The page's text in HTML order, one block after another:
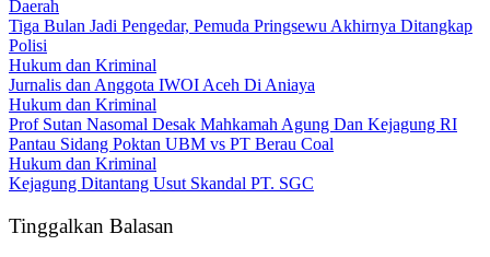
Daerah
Tiga Bulan Jadi Pengedar, Pemuda Pringsewu Akhirnya Ditangkap
Polisi
Hukum dan Kriminal
Jurnalis dan Anggota IWOI Aceh Di Aniaya
Hukum dan Kriminal
Prof Sutan Nasomal Desak Mahkamah Agung Dan Kejagung RI
Pantau Sidang Poktan UBM vs PT Berau Coal
Hukum dan Kriminal
Kejagung Ditantang Usut Skandal PT. SGC
Tinggalkan Balasan